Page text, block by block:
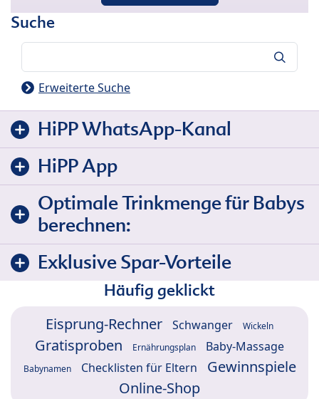
Suche
Erweiterte Suche
HiPP WhatsApp-Kanal
HiPP App
Optimale Trinkmenge für Babys
berechnen:
Exklusive Spar-Vorteile
Häufig geklickt
Eisprung-Rechner Schwanger Wickeln
Gratisproben Ernährungsplan Baby-Massage
Babynamen Checklisten für Eltern
Gewinnspiele
Online-Shop